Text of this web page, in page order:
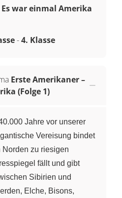
war einmal Amerika
-4. Klasse
Erste Amerikaner –
(Folge 1)
Jahre vor unserer
Vereisung bindet
Norden zu riesigen
fällt und gibt
Sibirien und
Elche, Bisons,